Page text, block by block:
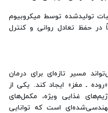
تولیدشده توسط میکروبیوم
حفظ تعادل روانی و کنترل
مسیر تازه‌ای برای درمان
ـ مغز» ایجاد کند. یکی از
غذایی ویژه، مکمل‌های
است که توانایی